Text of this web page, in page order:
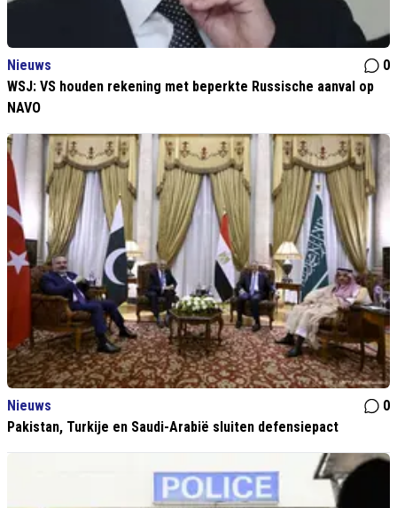
Nieuws
0
WSJ: VS houden rekening met beperkte Russische aanval op
NAVO
Nieuws
0
Pakistan, Turkije en Saudi-Arabië sluiten defensiepact